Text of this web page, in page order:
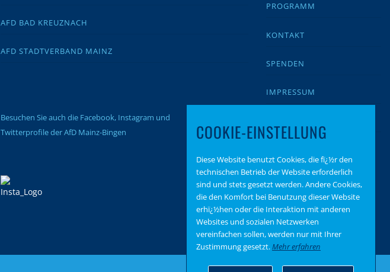
AFD BAD KREUZNACH
AFD STADTVERBAND MAINZ
Besuchen Sie auch die Facebook, Instagram und
Twitterprofile der AfD Mainz-Bingen
PROGRAMM
KONTAKT
SPENDEN
IMPRESSUM
COOKIE-EINSTELLUNG
Diese Website benutzt Cookies, die fï¿½r den
technischen Betrieb der Website erforderlich
sind und stets gesetzt werden. Andere Cookies,
die den Komfort bei Benutzung dieser Website
erhï¿½hen oder die Interaktion mit anderen
Websites und sozialen Netzwerken
vereinfachen sollen, werden nur mit Ihrer
Zustimmung gesetzt.Mehr erfahren